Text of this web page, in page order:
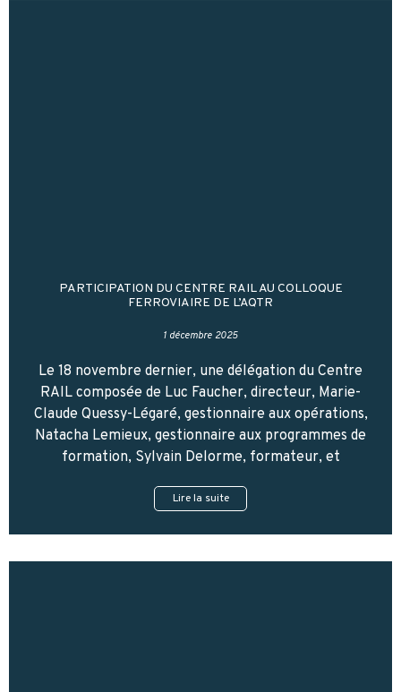
PARTICIPATION DU CENTRE RAIL AU COLLOQUE
FERROVIAIRE DE L’AQTR
1 décembre 2025
Le 18 novembre dernier, une délégation du Centre
RAIL composée de Luc Faucher, directeur, Marie-
Claude Quessy-Légaré, gestionnaire aux opérations,
Natacha Lemieux, gestionnaire aux programmes de
formation, Sylvain Delorme, formateur, et
Lire la suite